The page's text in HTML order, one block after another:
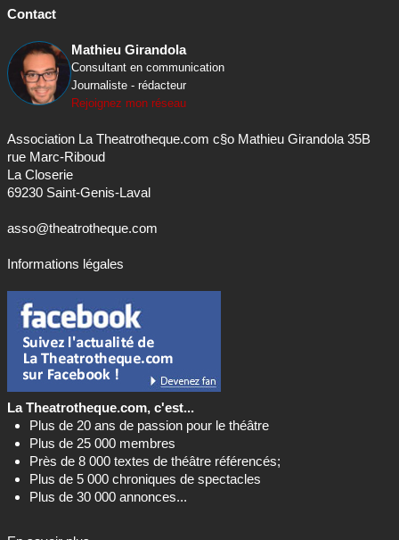
Contact
Mathieu Girandola
Consultant en communication
Journaliste - rédacteur
Rejoignez mon réseau
Association La Theatrotheque.com c§o Mathieu Girandola 35B
rue Marc-Riboud
La Closerie
69230 Saint-Genis-Laval
asso@theatrotheque.com
Informations légales
La Theatrotheque.com, c'est...
Plus de 20 ans de passion pour le théâtre
Plus de 25 000 membres
Près de 8 000 textes de théâtre référencés;
Plus de 5 000 chroniques de spectacles
Plus de 30 000 annonces...